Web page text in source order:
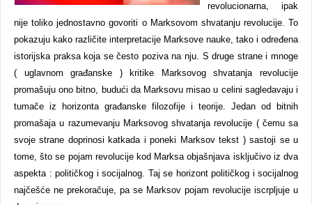
revolucionarna, ipak
nije toliko jednostavno govoriti o Marksovom shvatanju revolucije. To
pokazuju kako različite interpretacije Marksove nauke, tako i određena
istorijska praksa koja se često poziva na nju. S druge strane i mnoge
( uglavnom građanske ) kritike Marksovog shvatanja revolucije
promašuju ono bitno, budući da Marksovu misao u celini sagledavaju i
tumače iz horizonta građanske filozofije i teorije. Jedan od bitnih
promašaja u razumevanju Marksovog shvatanja revolucije ( čemu sa
svoje strane doprinosi katkada i poneki Marksov tekst ) sastoji se u
tome, što se pojam revolucije kod Marksa objašnjava isključivo iz dva
aspekta : političkog i socijalnog. Taj se horizont političkog i socijalnog
najčešće ne prekoračuje, pa se Marksov pojam revolucije iscrpljuje u